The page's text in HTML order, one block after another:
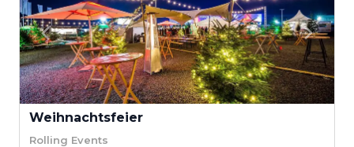
Weihnachtsfeier
Rolling Events